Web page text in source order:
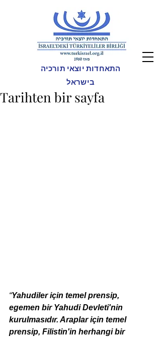
התאחדות יוצאי תורכיה
בישראל
Tarihten bir sayfa
“Yahudiler için temel prensip,
egemen bir Yahudi Devleti'nin
kurulmasıdır. Araplar için temel
prensip, Filistin'in herhangi bir